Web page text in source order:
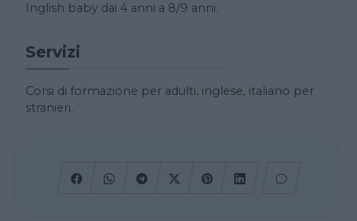
Inglish baby dai 4 anni a 8/9 anni.
Servizi
Corsi di formazione per adulti, inglese, italiano per
stranieri.